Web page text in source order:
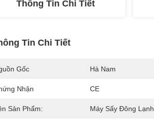
Thông Tin Chi Tiết
Tin Chi Tiết
Gốc Hà Nam
Nhận CE
Sản Phẩm: Máy Sấy Đông Lạnh